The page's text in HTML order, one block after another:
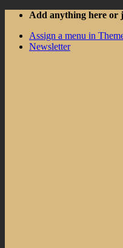
Skip
content
Add anything here or
Assign a menu in
Newsletter